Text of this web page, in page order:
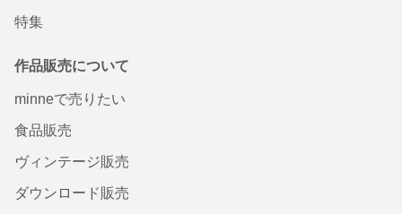
特集
作品販売について
minneで売りたい
食品販売
ヴィンテージ販売
ダウンロード販売